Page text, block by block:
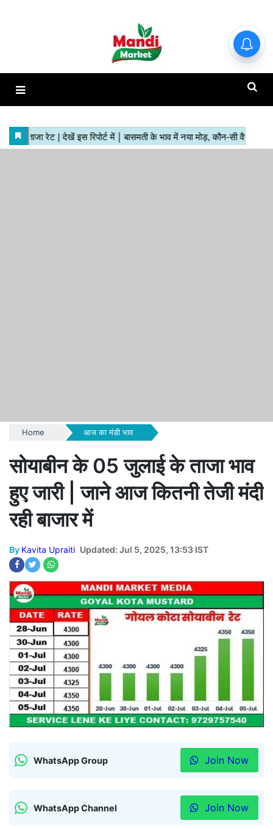
Home आज का मंडी भाव
सोयाबीन के 05 जुलाई के ताजा भाव
हुए जारी | जाने आज कितनी तेजी मंदी
रही बाजार में
By Kavita Upraiti Updated: Jul 5, 2025, 13:53 IST
WhatsApp Group Join Now
WhatsApp Channel Join Now
हाजिर मंडियों के ताजा रेट | देखें इस
रिपोर्ट में